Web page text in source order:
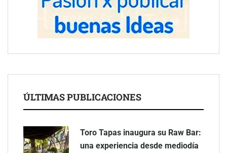
ÚLTIMAS PUBLICACIONES
Toro Tapas inaugura su Raw Bar:
una experiencia desde mediodía